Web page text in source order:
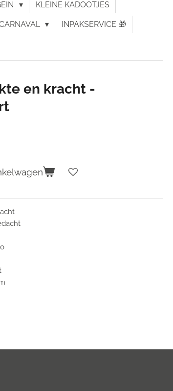
KLEINE KADOOTJES
INPAKSERVICE 🎁
en kracht -